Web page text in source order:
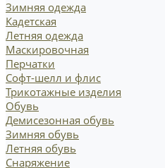
Зимняя одежда
Кадетская
Летняя одежда
Маскировочная
Перчатки
Софт-шелл и флис
Трикотажные изделия
Обувь
Демисезонная обувь
Зимняя обувь
Летняя обувь
Снаряжение